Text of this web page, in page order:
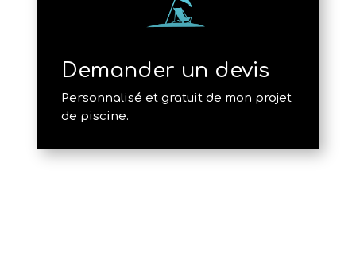
Demander un devis
Personnalisé et gratuit de mon projet
de piscine.